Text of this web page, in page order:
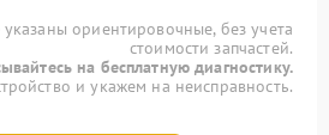
ориентировочные, без учета
стоимости запчастей.
на бесплатную диагностику.
и укажем на неисправность.